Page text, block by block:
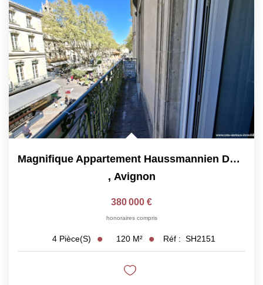
CONTACT
Magnifique Appartement Haussmannien De 120M² Au Coeur...
, Avignon
380 000 €
honoraires compris
4 Pièce(s) 120 M² Réf : SH2151